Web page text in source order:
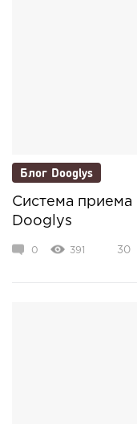
Блог Dooglys
Система приема
Dooglys
0 391 30